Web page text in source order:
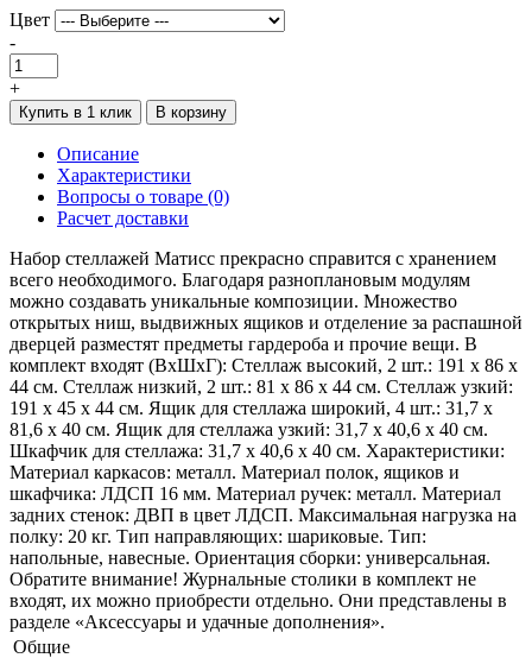
Цвет
-
+
Купить в 1 клик В корзину
Описание
Характеристики
Вопросы о товаре (0)
Расчет доставки
Набор стеллажей Матисс прекрасно справится с хранением
всего необходимого. Благодаря разноплановым модулям
можно создавать уникальные композиции. Множество
открытых ниш, выдвижных ящиков и отделение за распашной
дверцей разместят предметы гардероба и прочие вещи. В
комплект входят (ВхШхГ): Стеллаж высокий, 2 шт.: 191 х 86 х
44 см. Стеллаж низкий, 2 шт.: 81 х 86 х 44 см. Стеллаж узкий:
191 х 45 х 44 см. Ящик для стеллажа широкий, 4 шт.: 31,7 х
81,6 х 40 см. Ящик для стеллажа узкий: 31,7 х 40,6 х 40 см.
Шкафчик для стеллажа: 31,7 х 40,6 х 40 см. Характеристики:
Материал каркасов: металл. Материал полок, ящиков и
шкафчика: ЛДСП 16 мм. Материал ручек: металл. Материал
задних стенок: ДВП в цвет ЛДСП. Максимальная нагрузка на
полку: 20 кг. Тип направляющих: шариковые. Тип:
напольные, навесные. Ориентация сборки: универсальная.
Обратите внимание! Журнальные столики в комплект не
входят, их можно приобрести отдельно. Они представлены в
разделе «Аксессуары и удачные дополнения».
Общие